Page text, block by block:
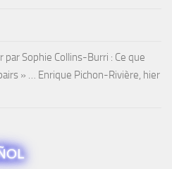
par Sophie Collins-Burri : Ce que
» … Enrique Pichon-Rivière, hier